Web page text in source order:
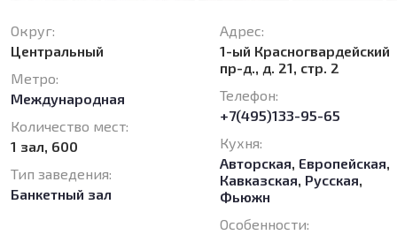
Округ:
Центральный
Метро:
Международная
Количество мест:
1 зал, 600
Тип заведения:
Банкетный зал
Адрес:
1-ый Красногвардейский
пр-д., д. 21, стр. 2
Телефон:
+7(495)133-95-65
Кухня:
Авторская, Европейская,
Кавказская, Русская,
Фьюжн
Особенности: